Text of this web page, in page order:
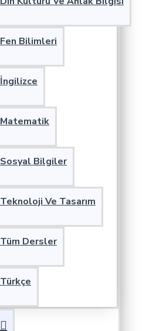
Fen Bilimleri
İngilizce
Matematik
Sosyal Bilgiler
Teknoloji Ve Tasarım
Tüm Dersler
Türkçe